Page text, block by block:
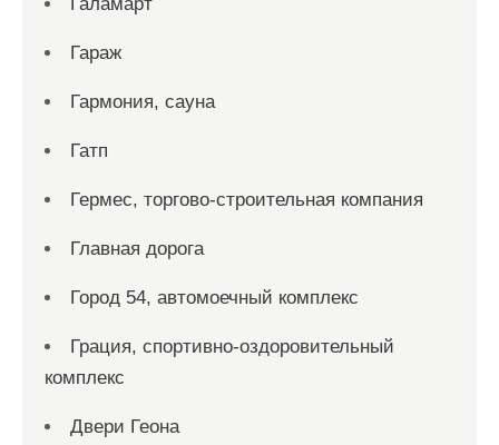
Гараж
Гармония, сауна
Гатп
Гермес, торгово-строительная компания
Главная дорога
Город 54, автомоечный комплекс
Грация, спортивно-оздоровительный
комплекс
Двери Геона